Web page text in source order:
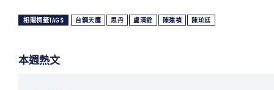
相關標籤TAGS 台鋼天鷹 思丹 盧清銓 陳建禎 陳玠廷
本週熱文